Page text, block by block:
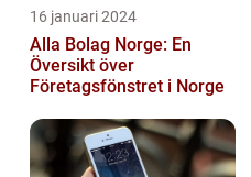
16 januari 2024
Alla Bolag Norge: En
Översikt över
Företagsfönstret i Norge